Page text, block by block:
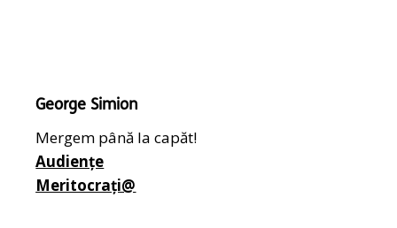
George Simion
Mergem până la capăt!
Audiențe
Meritocrați@